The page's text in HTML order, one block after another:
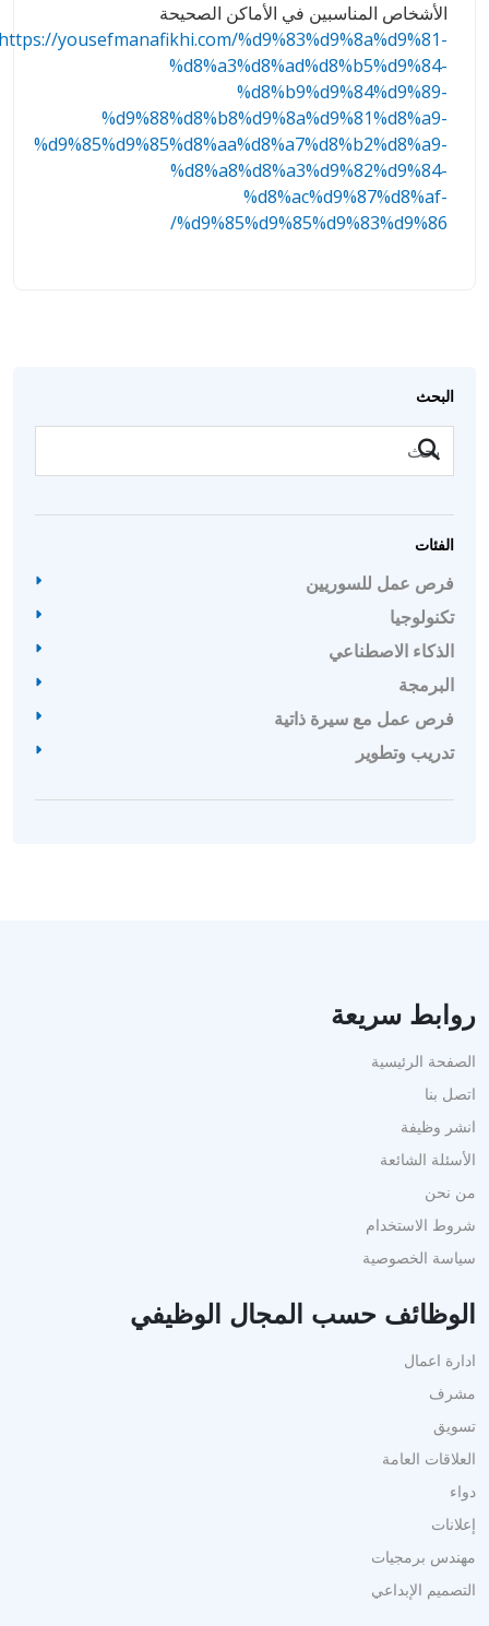
الأشخاص المناسبين في الأماكن الصحيحة
https://yousefmanafikhi.com/%d9%83%d9%8a%d9%81-
%d8%a3%d8%ad%d8%b5%d9%84-
%d8%b9%d9%84%d9%89-
%d9%88%d8%b8%d9%8a%d9%81%d8%a9-
%d9%85%d9%85%d8%aa%d8%a7%d8%b2%d8%a9-
%d8%a8%d8%a3%d9%82%d9%84-
%d8%ac%d9%87%d8%af-
%d9%85%d9%85%d9%83%d9%86/
البحث
الفئات
فرص عمل للسوريين
تكنولوجيا
الذكاء الاصطناعي
البرمجة
فرص عمل مع سيرة ذاتية
تدريب وتطوير
روابط سريعة
الصفحة الرئيسية
اتصل بنا
انشر وظيفة
الأسئلة الشائعة
من نحن
شروط الاستخدام
سياسة الخصوصية
الوظائف حسب المجال الوظيفي
ادارة اعمال
مشرف
تسويق
العلاقات العامة
دواء
إعلانات
مهندس برمجيات
التصميم الإبداعي